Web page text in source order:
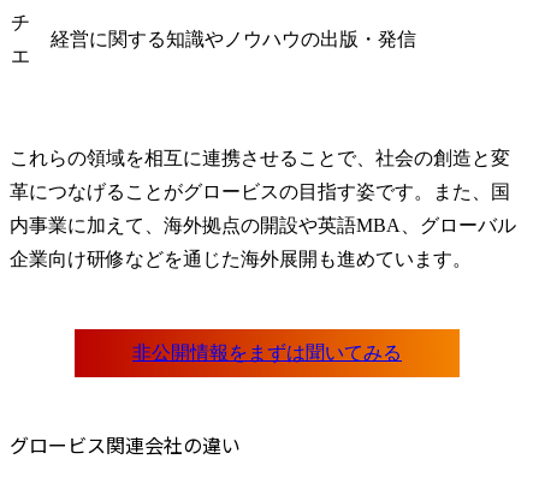
チ
エ
経営に関する知識やノウハウの出版・発信
これらの領域を相互に連携させることで、社会の創造と変
革につなげることがグロービスの目指す姿です。また、国
内事業に加えて、海外拠点の開設や英語MBA、グローバル
企業向け研修などを通じた海外展開も進めています。
グロービス関連会社の違い